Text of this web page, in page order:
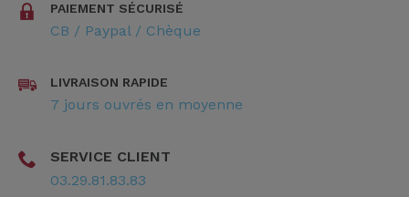
PAIEMENT SÉCURISÉ
CB / Paypal / Chèque
LIVRAISON RAPIDE
7 jours ouvrés en moyenne
SERVICE CLIENT
03.29.81.83.83